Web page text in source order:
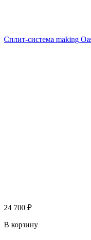
Сплит-система making
24 700 ₽
В корзину